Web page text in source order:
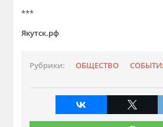
***
Якутск.рф
Рубрики: ОБЩЕСТВО